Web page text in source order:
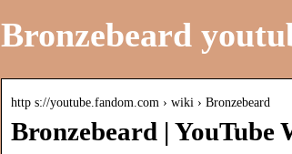
Bronzebeard
http s://youtube.fandom.com › wiki › Bronzebeard
Bronzebeard | YouTube